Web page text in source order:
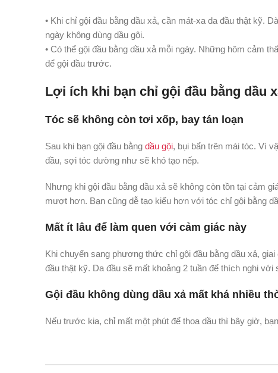
• Khi chỉ gội đầu bằng dầu xả, cần mát-xa da đầu thật kỹ.
ngày không dùng dầu gội.
• Có thể gội đầu bằng dầu xả mỗi ngày. Những hôm cảm
để gội đầu trước.
Lợi ích khi bạn chỉ gội đầu bằng dầu
Tóc sẽ không còn tơi xốp, bay tán loạn
Sau khi bạn gội đầu bằng dầu gội, bụi bẩn trên mái tóc. Vì
đầu, sợi tóc dường như sẽ khó tạo nếp.
Nhưng khi gội đầu bằng dầu xả sẽ không còn tồn tại cảm
mượt hơn. Bạn cũng dễ tạo kiểu hơn với tóc chỉ gội bằng
Mất ít lâu để làm quen với cảm giác này
Khi chuyển sang phương thức chỉ gội đầu bằng dầu xả,
đầu thật kỹ. Da đầu sẽ mất khoảng 2 tuần để thích nghi
Gội đầu không dùng dầu xả mất khá nhiều
Nếu trước kia, chỉ mất một phút để thoa dầu thì bây giờ,